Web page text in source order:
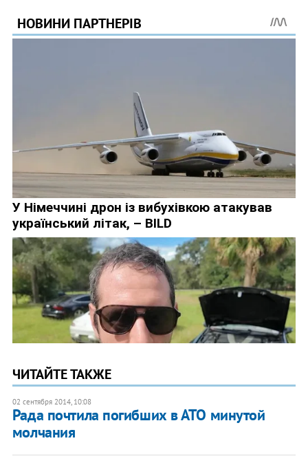
ЧИТАЙТЕ ТАКЖЕ
02 сентября 2014, 10:08
Рада почтила погибших в АТО минутой
молчания